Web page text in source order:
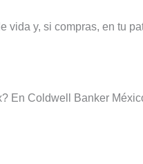
vida y, si compras, en tu
En Coldwell Banker